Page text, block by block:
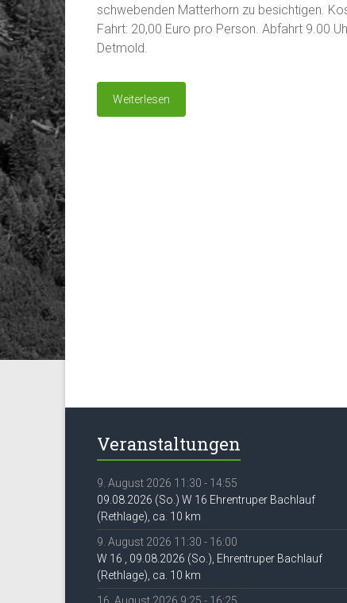
schwebenden Matterhorn zu besichtigen.
Fahrt: 20,00 Euro pro Person. Abfahrt 9.00
Detmold.
Weiterlesen
Veranstaltungen
9. August 2026 11:30 - 14:55
09.08.2026 (So.) W 16 Ehrentruper Bachlauf
(Rethlage), ca. 10 km
9. August 2026 11:30 - 16:00
W 16 , 09.08.2026 (So.), Ehrentruper Bachlauf
(Rethlage), ca. 10 km